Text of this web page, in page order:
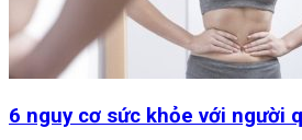
6 nguy cơ sức khỏe với người